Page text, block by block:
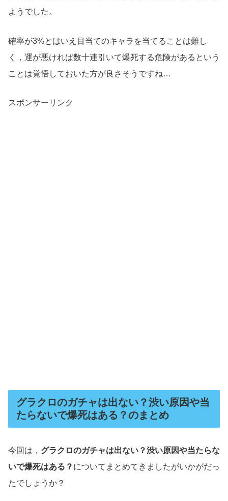
ようでした。
確率が3%とはいえ目当てのキャラを当てることは難し
く，運が悪ければ数十連引いて爆死する危険があるという
ことは覚悟しておいた方が良さそうですね…
スポンサーリンク
グラクロのガチャは出ない？渋い原因や当
たらないで爆死はある？のまとめ
今回は， グラクロのガチャは出ない？渋い原因や当たらな
いで爆死はある？ についてまとめてきましたがいかがだっ
たでしょうか？